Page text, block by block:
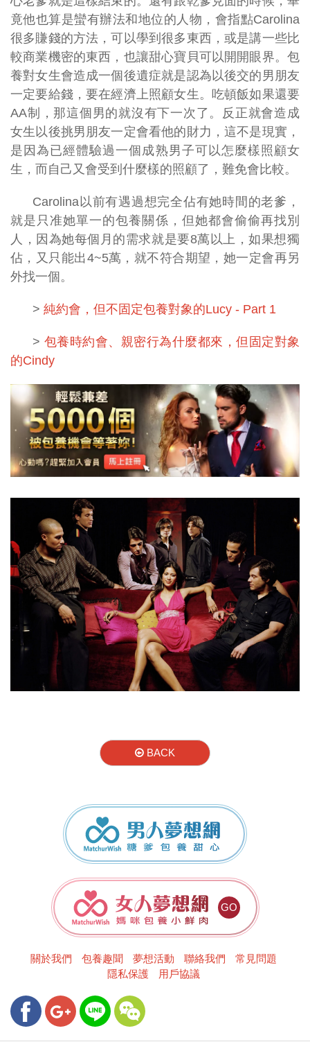
竟他也算是蠻有辦法和地位的人物，會指點Carolina
很多賺錢的方法，可以學到很多東西，或是講一些比
較商業機密的東西，也讓甜心寶貝可以開開眼界。包
養對女生會造成一個後遺症就是認為以後交的男朋友
一定要給錢，要在經濟上照顧女生。吃頓飯如果還要
AA制，那這個男的就沒有下一次了。反正就會造成
女生以後挑男朋友一定會看他的財力，這不是現實，
是因為已經體驗過一個成熟男子可以怎麼樣照顧女
生，而自己又會受到什麼樣的照顧了，難免會比較。
Carolina以前有遇過想完全佔有她時間的老爹，
就是只准她單一的包養關係，但她都會偷偷再找別
人，因為她每個月的需求就是要8萬以上，如果想獨
佔，又只能出4~5萬，就不符合期望，她一定會再另
外找一個。
> 純約會，但不固定包養對象的Lucy - Part 1
> 包養時約會、親密行為什麼都來，但固定對象
的Cindy
BACK
關於我們 包養趣聞 夢想活動 聯絡我們
常見問題
隱私保護
用戶協議